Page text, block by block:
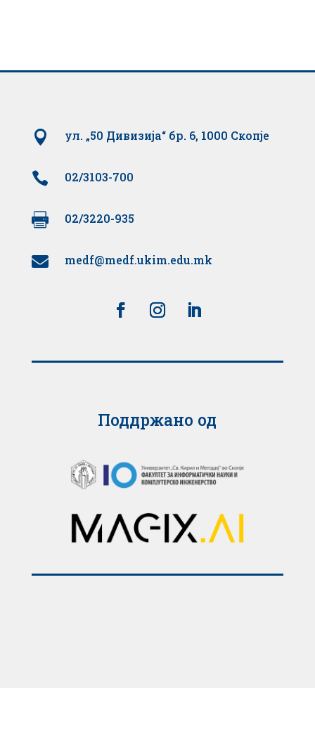
 ул. „50 Дивизија“ бр. 6, 1000 Скопје
 02/3103-700
 02/3220-935
 medf@medf.ukim.edu.mk
Поддржано од